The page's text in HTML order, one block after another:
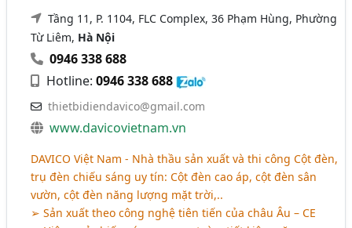
Tầng 11, P. 1104, FLC Complex, 36 Phạm Hùng, Phường
Từ Liêm, Hà Nội
0946 338 688
Hotline:0946 338 688
thietbidiendavico@gmail.com
www.davicovietnam.vn
DAVICO Việt Nam - Nhà thầu sản xuất và thi công Cột đèn,
trụ đèn chiếu sáng uy tín: Cột đèn cao áp, cột đèn sân
vườn, cột đèn năng lượng mặt trời,..
➢ Sản xuất theo công nghệ tiên tiến của châu Âu – CE